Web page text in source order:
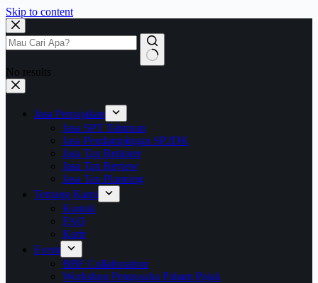
Skip to content
No results
Jasa Perpajakan
Jasa SPT Tahunan
Jasa Pendampingan SP2DK
Jasa Tax Retainer
Jasa Tax Review
Jasa Tax Planning
Tentang Kami
Kontak
FAQ
Karir
Event
BBF Collaboration
Workshop Pengusaha Paham Pajak